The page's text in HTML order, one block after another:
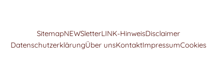
SitemapNEWSletterLINK-HinweisDisclaimer
DatenschutzerklärungÜber unsKontaktImpressumCookies